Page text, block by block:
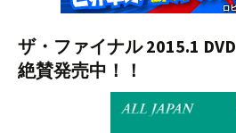
ザ・ファイナル 2015.1 DVD
絶賛発売中！！